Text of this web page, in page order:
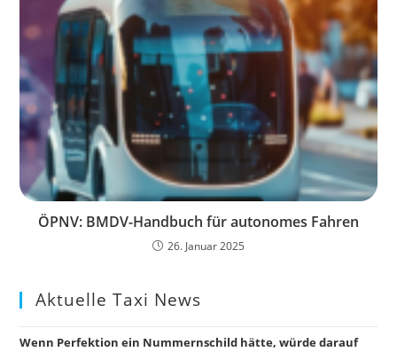
ÖPNV: BMDV-Handbuch für autonomes Fahren
26. Januar 2025
Aktuelle Taxi News
Wenn Perfektion ein Nummernschild hätte, würde darauf